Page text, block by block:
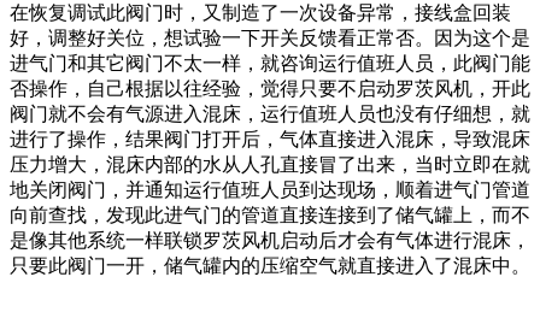
在恢复调试此阀门时，又制造了一次设备异常，接线盒回装
好，调整好关位，想试验一下开关反馈看正常否。因为这个是
进气门和其它阀门不太一样，就咨询运行值班人员，此阀门能
否操作，自己根据以往经验，觉得只要不启动罗茨风机，开此
阀门就不会有气源进入混床，运行值班人员也没有仔细想，就
进行了操作，结果阀门打开后，气体直接进入混床，导致混床
压力增大，混床内部的水从人孔直接冒了出来，当时立即在就
地关闭阀门，并通知运行值班人员到达现场，顺着进气门管道
向前查找，发现此进气门的管道直接连接到了储气罐上，而不
是像其他系统一样联锁罗茨风机启动后才会有气体进行混床，
只要此阀门一开，储气罐内的压缩空气就直接进入了混床中。